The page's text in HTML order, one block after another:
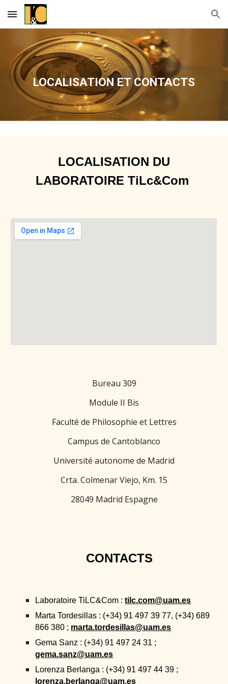
Skip to main content Skip to navigation
LOCALISATION ET CONTACTS
LOCALISATION DU
LABORATOIRE TiLc&Com
Bureau 309
Module II Bis
Faculté de Philosophie et Lettres
Campus de Cantoblanco
Université autonome de Madrid
Crta. Colmenar Viejo, Km. 15
28049 Madrid Espagne
CONTACTS
Laboratoire TiLC&Com :tilc.com@uam.es
Marta Tordesillas : (+34) 91 497 39 77, (+34) 689
866 380 ; marta.tordesillas@uam.es
Gema Sanz : (+34) 91 497 24 31 ;
gema.sanz@uam.es
Lorenza Berlanga : (+34) 91 497 44 39 ;
lorenza.berlanga@uam.es